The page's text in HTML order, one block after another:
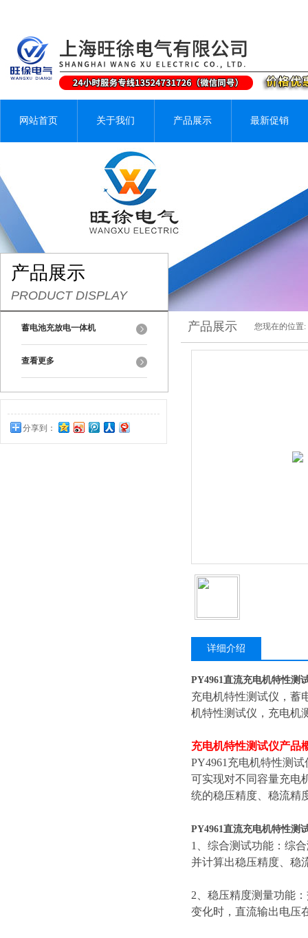
网站首页 关于我们 产品展示 最新促销
产品展示
PRODUCT DISPLAY
蓄电池充放电一体机
查看更多
分享到：
产品展示 您现在的位置:
详细介绍
PY4961直流充电机特性测
充电机特性测试仪，蓄
机特性测试仪，充电机
充电机特性测试仪产品
PY4961充电机特性测
可实现对不同容量充电
统的稳压精度、稳流精
PY4961直流充电机特性测
1、综合测试功能：综
并计算出稳压精度、稳
2、稳压精度测量功能
变化时，直流输出电压